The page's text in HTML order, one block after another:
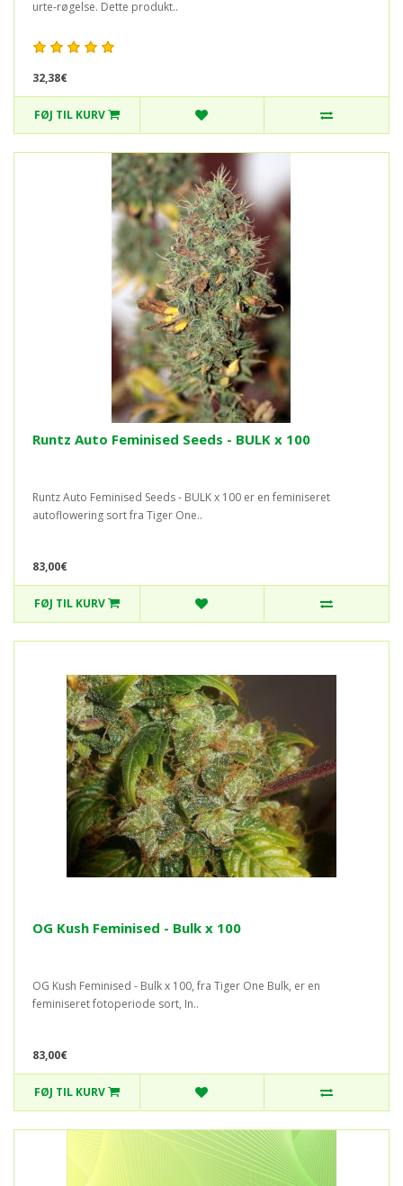
urte-røgelse. Dette produkt..
32,38€
FØJ TIL KURV
Runtz Auto Feminised Seeds - BULK x 100
Runtz Auto Feminised Seeds - BULK x 100 er en feminiseret
autoflowering sort fra Tiger One..
83,00€
FØJ TIL KURV
OG Kush Feminised - Bulk x 100
OG Kush Feminised - Bulk x 100, fra Tiger One Bulk, er en
feminiseret fotoperiode sort, In..
83,00€
FØJ TIL KURV